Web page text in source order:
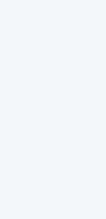
Trump fait parler la
Beaucoup pensent
Abonnement
meilleur, à 2 €
Y a du forfait qui se
d’abonnement qui
appels illimités,